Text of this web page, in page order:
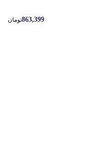
863,399تومان